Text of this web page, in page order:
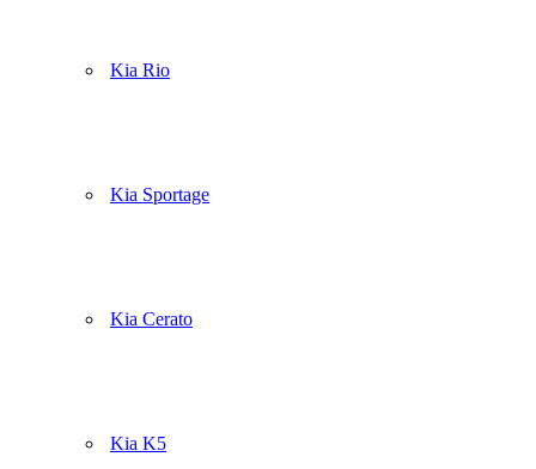
Kia Rio
Kia Sportage
Kia Cerato
Kia K5